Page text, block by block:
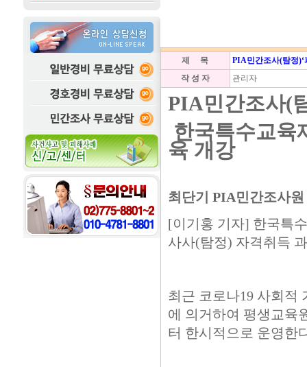
제 목
PIA민간조사(탐정
작 성 자
관리자
PIA민간조사(
한국특수교육
육 개강
최단기 PIA민간조사
[이기홍 기자] 한국특
사사(탐정) 자격취득
최근 코로나19 사회적
에 의거하여 평생교육
터 한시적으로 운영한